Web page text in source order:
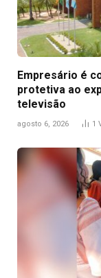
Empresário é
protetiva ao
televisão
agosto 6, 2026 1